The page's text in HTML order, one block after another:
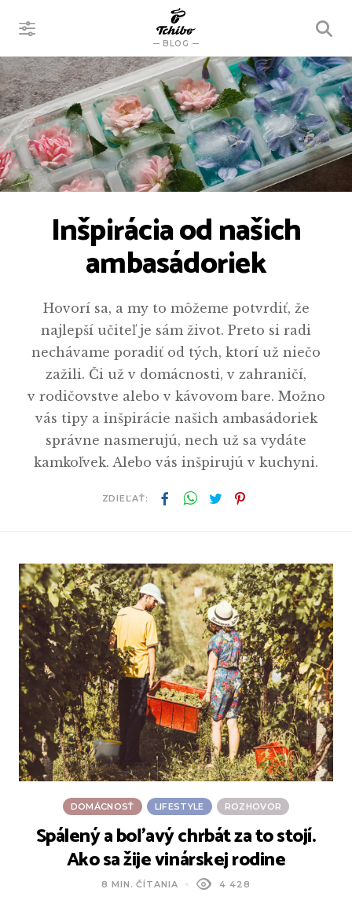
BLOG
VYHĽADÁVANIE
Inšpirácia od našich
ambasádoriek
Hovorí sa, a my to môžeme potvrdiť, že
najlepší učiteľ je sám život. Preto si radi
nechávame poradiť od tých, ktorí už niečo
zažili. Či už v domácnosti, v zahraničí,
v rodičovstve alebo v kávovom bare. Možno
vás tipy a inšpirácie našich ambasádoriek
správne nasmerujú, nech už sa vydáte
kamkoľvek. Alebo vás inšpirujú v kuchyni.
ZDIEĽAŤ:
DOMÁCNOSŤ LIFESTYLE ROZHOVOR
Spálený a boľavý chrbát za to stojí.
Ako sa žije vinárskej rodine
8 MIN. ČÍTANIA 4 428